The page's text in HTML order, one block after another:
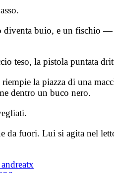
diventa buio, e un fischio
teso, la pistola puntata
la piazza di una
dentro un buco nero.
da fuori. Lui si agita nel